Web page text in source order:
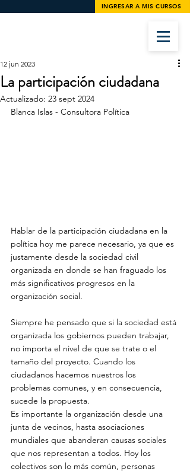
INGRESAR A MIS CURSOS
La participación ciudadana
12 jun 2023
Actualizado: 23 sept 2024
Blanca Islas - Consultora Política
Hablar de la participación ciudadana en la
política hoy me parece necesario, ya que es
justamente desde la sociedad civil
organizada en donde se han fraguado los
más significativos progresos en la
organización social.
Siempre he pensado que si la sociedad está
organizada los gobiernos pueden trabajar,
no importa el nivel de que se trate o el
tamaño del proyecto. Cuando los
ciudadanos hacemos nuestros los
problemas comunes, y en consecuencia,
sucede la propuesta.
Es importante la organización desde una
junta de vecinos, hasta asociaciones
mundiales que abanderan causas sociales
que nos representan a todos. Hoy los
colectivos son lo más común, personas